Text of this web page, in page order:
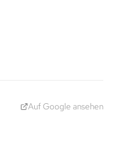
Auf Google ansehen